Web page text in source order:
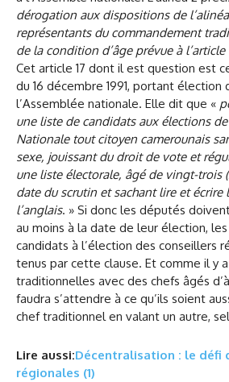
dérogation aux dispositions de
représentants du commandement
de la condition d’âge prévue à
Cet article 17 dont il est question est
du 16 décembre 1991, portant élection
l’Assemblée nationale. Elle dit que «
une liste de candidats aux élections de
Nationale tout citoyen camerounais
sexe, jouissant du droit de vote et
une liste électorale, âgé de vingt-trois
date du scrutin et sachant lire et écrire
l’anglais. » Si donc les députés
au moins à la date de leur élection,
candidats à l’élection des conseillers
tenus par cette clause. Et comme il y
traditionnelles avec des chefs âgés
faudra s’attendre à ce qu’ils soient
chef traditionnel en valant un autre,
Lire aussi:Décentralisation : le défi
régionales (1)